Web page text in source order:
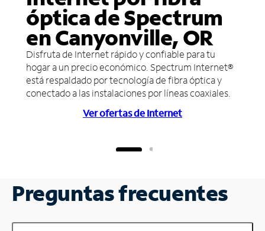
óptica de Spectrum
en Canyonville, OR
Disfruta de Internet rápido y confiable para tu
hogar a un precio económico. Spectrum Internet®
está respaldado por tecnología de fibra óptica y
conectado a las instalaciones por líneas coaxiales.
Ver ofertas de Internet
Preguntas frecuentes